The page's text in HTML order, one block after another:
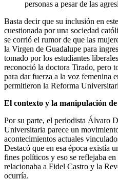
personas a pesar de las
Basta decir que su inclusión en
cuestionada por una sociedad
se corrió el rumor de que las
la Virgen de Guadalupe para
tomado por los estudiantes
reconoció la doctora Tirado, pero
para dar fuerza a la voz femenina
permitieron la Reforma
El contexto y la manipulación
Por su parte, el periodista Álvaro
Universitaria parece un
acontecimientos actuales
Destacó que en esa época existía
fines políticos y eso se reflejaba
relacionaba a Fidel Castro y la
ocurría.